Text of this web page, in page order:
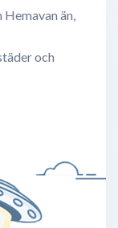
än,
och